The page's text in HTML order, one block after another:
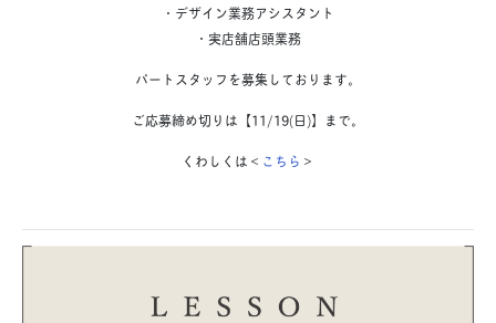
・デザイン業務アシスタント
・実店舗店頭業務
パートスタッフを募集しております。
ご応募締め切りは【11/19(日)】まで。
くわしくは＜ こちら ＞